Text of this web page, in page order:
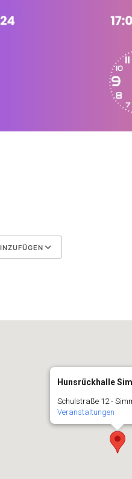
Google
Hunsrückhalle
Schulstraße 12 -
Veranstaltungen